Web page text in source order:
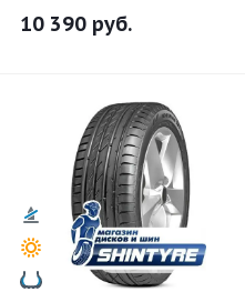
10 390 руб.